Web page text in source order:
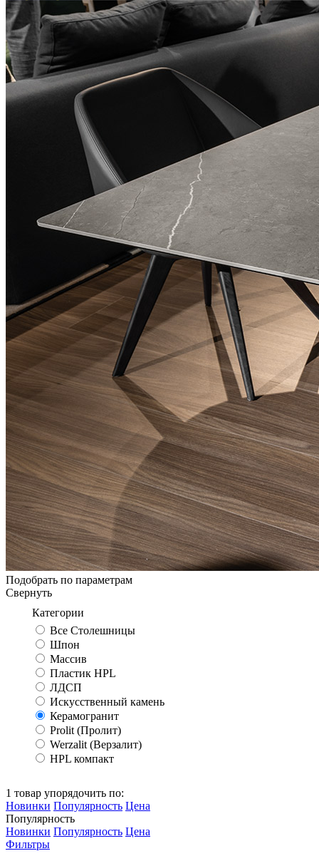
Подобрать по параметрам
Свернуть
Категории
Все Столешницы
Шпон
Массив
Пластик HPL
ЛДСП
Искусственный камень
Керамогранит
Prolit (Пролит)
Werzalit (Верзалит)
HPL компакт
1 товар упорядочить по:
Новинки Популярность Цена
Популярность
Новинки Популярность Цена
Фильтры